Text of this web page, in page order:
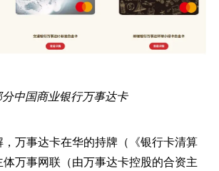
中国商业银行万事达卡
万事达卡在华的持牌（《银行卡清算
万事网联（由万事达卡控股的合资主